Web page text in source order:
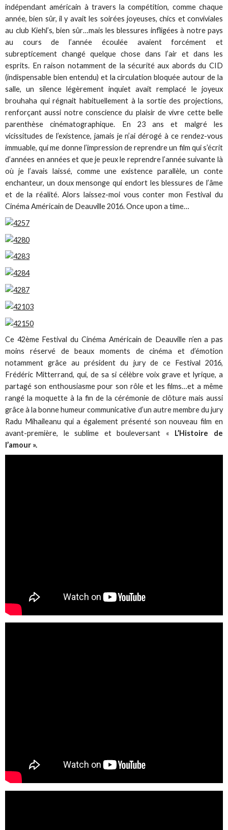
indépendant américain à travers la compétition, comme chaque
année, bien sûr, il y avait les soirées joyeuses, chics et conviviales
au club Kiehl’s, bien sûr…mais les blessures infligées à notre pays
au cours de l’année écoulée avaient forcément et
subrepticement changé quelque chose dans l’air et dans les
esprits. En raison notamment de la sécurité aux abords du CID
(indispensable bien entendu) et la circulation bloquée autour de la
salle, un silence légèrement inquiet avait remplacé le joyeux
brouhaha qui régnait habituellement à la sortie des projections,
renforçant aussi notre conscience du plaisir de vivre cette belle
parenthèse cinématographique. En 23 ans et malgré les
vicissitudes de l’existence, jamais je n’ai dérogé à ce rendez-vous
immuable, qui me donne l’impression de reprendre un film qui s’écrit
d’années en années et que je peux le reprendre l’année suivante là
où je l’avais laissé, comme une existence parallèle, un conte
enchanteur, un doux mensonge qui endort les blessures de l’âme
et de la réalité. Alors laissez-moi vous conter mon Festival du
Cinéma Américain de Deauville 2016. Once upon a time…
Ce 42ème Festival du Cinéma Américain de Deauville n’en a pas
moins réservé de beaux moments de cinéma et d’émotion
notamment grâce au président du jury de ce Festival 2016,
Frédéric Mitterrand, qui, de sa si célèbre voix grave et lyrique, a
partagé son enthousiasme pour son rôle et les films…et a même
rangé la moquette à la fin de la cérémonie de clôture mais aussi
grâce à la bonne humeur communicative d’un autre membre du jury
Radu Mihaileanu qui a également présenté son nouveau film en
avant-première, le sublime et bouleversant « L’Histoire de
l’amour ».